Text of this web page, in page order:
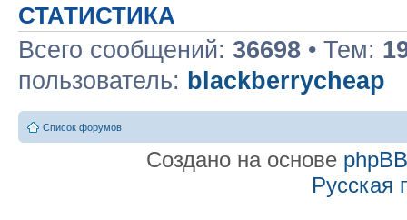
СТАТИСТИКА
Всего сообщений: 36698 • Тем:
пользователь: blackberrycheap
Список форумов
Создано на основе phpBB
Русская